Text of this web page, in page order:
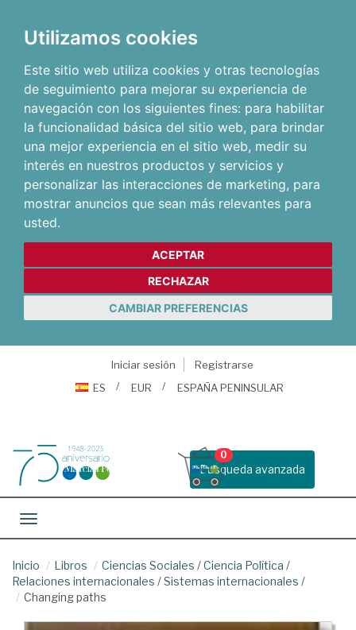
Utilizamos cookies
Este sitio web utiliza cookies y otras tecnologías
de seguimiento para mejorar su experiencia de
navegación con los siguientes fines: para habilitar
la funcionalidad básica del sitio web, para brindar
una mejor experiencia en el sitio web, medir su
interés en nuestros productos y servicios y
personalizar las interacciones de marketing, para
mostrar anuncios que sean más relevantes para
usted.
ACEPTAR
RECHAZAR
CAMBIAR PREFERENCIAS
Iniciar sesión
Registrarse
ES
EUR ESPAÑA PENINSULAR
Busqueda avanzada
0
Toggle navigation
Inicio Libros Ciencias Sociales /Ciencia Política /
Relaciones internacionales /Sistemas internacionales /
Changing paths